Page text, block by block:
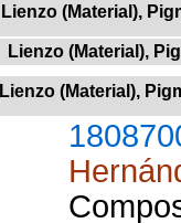
Lienzo (Material),
Lienzo (Material),
Lienzo (Material),